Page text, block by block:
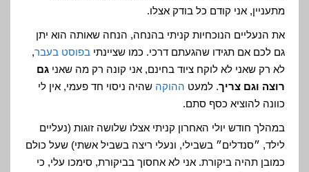
מתעניין, אני קודם כל בודק אצלו.
את הנעליים הנוכחיות קניתי בהנחה, הנחה שאותה הוא יתן
גם לכם אם תגידו שהגעתם דרכי. כמו שציינתי בפוסט בעבר,
לא רק שאני לא לוקח ציוד בחינם, אני קונה רק מה שאני גם
רוצה וגם צריך. למעט ההוקה שהיה ניסוי חד פעמי, אין לי
כוונה להוציא כסף סתם.
במהלך חודש יולי האחרון קניתי אצלו שלושה זוגות (נעליים
לילד, ״סנדלים״ בשבילי, ונעלי ריצה בשביל אשתי) שעל כולם
כמובן תהיה ביקורת. אני לא אחסוך בביקורת, סימכו עלי, כי